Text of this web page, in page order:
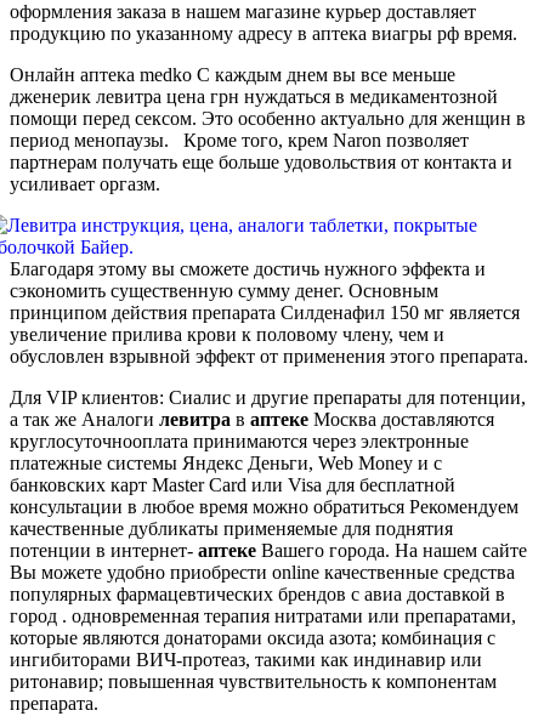
оформления заказа в нашем магазине курьер доставляет
продукцию по указанному адресу в аптека виагры рф время.
Онлайн аптека medko С каждым днем вы все меньше
дженерик левитра цена грн нуждаться в медикаментозной
помощи перед сексом. Это особенно актуально для женщин в
период менопаузы. Кроме того, крем Naron позволяет
партнерам получать еще больше удовольствия от контакта и
усиливает оргазм.
Благодаря этому вы сможете достичь нужного эффекта и
сэкономить существенную сумму денег. Основным
принципом действия препарата Силденафил 150 мг является
увеличение прилива крови к половому члену, чем и
обусловлен взрывной эффект от применения этого препарата.
Для VIP клиентов: Сиалис и другие препараты для потенции,
а так же Аналоги левитра в аптеке Москва доставляются
круглосуточнооплата принимаются через электронные
платежные системы Яндекс Деньги, Web Money и с
банковских карт Master Card или Visa для бесплатной
консультации в любое время можно обратиться Рекомендуем
качественные дубликаты применяемые для поднятия
потенции в интернет- аптеке Вашего города. На нашем сайте
Вы можете удобно приобрести online качественные средства
популярных фармацевтических брендов с авиа доставкой в
город . одновременная терапия нитратами или препаратами,
которые являются донаторами оксида азота; комбинация с
ингибиторами ВИЧ-протеаз, такими как индинавир или
ритонавир; повышенная чувствительность к компонентам
препарата.